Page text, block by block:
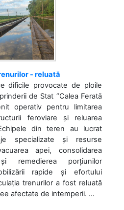
- reluată
dificile provocate de ploile
de Stat “Calea Ferată
operativ pentru limitarea
feroviare și reluarea
din teren au lucrat
specializate și resurse
apei, consolidarea
remedierea porțiunilor
rapide și efortului
trenurilor a fost reluată
afectate de intemperii. ...